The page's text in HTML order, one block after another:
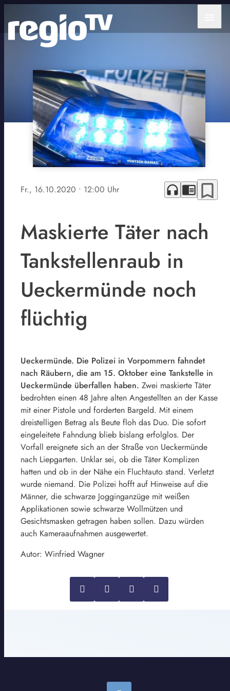
Fr., 16.10.2020 • 12:00 Uhr headphones chrome_reader_mode bookmark_border
Maskierte Täter nach
Tankstellenraub in
Ueckermünde noch
flüchtig
Ueckermünde. Die Polizei in Vorpommern fahndet
nach Räubern, die am 15. Oktober eine Tankstelle in
Ueckermünde überfallen haben. Zwei maskierte Täter
bedrohten einen 48 Jahre alten Angestellten an der Kasse
mit einer Pistole und forderten Bargeld. Mit einem
dreistelligen Betrag als Beute floh das Duo. Die sofort
eingeleitete Fahndung blieb bislang erfolglos. Der
Vorfall ereignete sich an der Straße von Ueckermünde
nach Liepgarten. Unklar sei, ob die Täter Komplizen
hatten und ob in der Nähe ein Fluchtauto stand. Verletzt
wurde niemand. Die Polizei hofft auf Hinweise auf die
Männer, die schwarze Jogginganzüge mit weißen
Applikationen sowie schwarze Wollmützen und
Gesichtsmasken getragen haben sollen. Dazu würden
auch Kameraaufnahmen ausgewertet.
Autor: Winfried Wagner